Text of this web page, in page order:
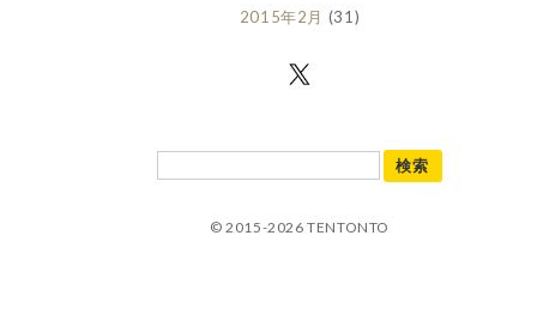
2015年2月 (31)
© 2015-2026 TENTONTO